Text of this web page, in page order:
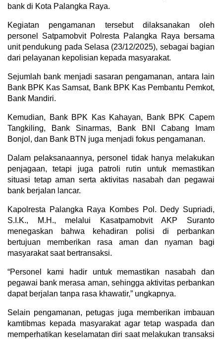
bank di Kota Palangka Raya.
Kegiatan pengamanan tersebut dilaksanakan oleh
personel Satpamobvit Polresta Palangka Raya bersama
unit pendukung pada Selasa (23/12/2025), sebagai bagian
dari pelayanan kepolisian kepada masyarakat.
Sejumlah bank menjadi sasaran pengamanan, antara lain
Bank BPK Kas Samsat, Bank BPK Kas Pembantu Pemkot,
Bank Mandiri.
Kemudian, Bank BPK Kas Kahayan, Bank BPK Capem
Tangkiling, Bank Sinarmas, Bank BNI Cabang Imam
Bonjol, dan Bank BTN juga menjadi fokus pengamanan.
Dalam pelaksanaannya, personel tidak hanya melakukan
penjagaan, tetapi juga patroli rutin untuk memastikan
situasi tetap aman serta aktivitas nasabah dan pegawai
bank berjalan lancar.
Kapolresta Palangka Raya Kombes Pol. Dedy Supriadi,
S.I.K., M.H., melalui Kasatpamobvit AKP Suranto
menegaskan bahwa kehadiran polisi di perbankan
bertujuan memberikan rasa aman dan nyaman bagi
masyarakat saat bertransaksi.
“Personel kami hadir untuk memastikan nasabah dan
pegawai bank merasa aman, sehingga aktivitas perbankan
dapat berjalan tanpa rasa khawatir,” ungkapnya.
Selain pengamanan, petugas juga memberikan imbauan
kamtibmas kepada masyarakat agar tetap waspada dan
memperhatikan keselamatan diri saat melakukan transaksi